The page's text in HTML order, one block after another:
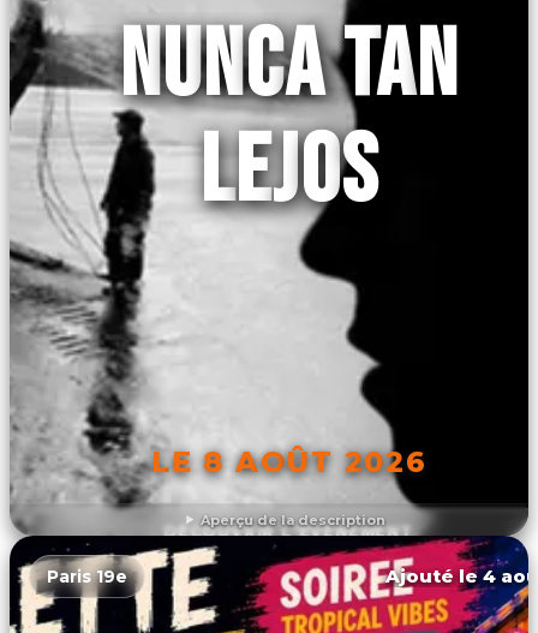
Aperçu de la description
NUNCA TAN
LEJOS
LE 8 AOÛT 2026
DÉCOUVRIR L'ÉVÉNEMENT
Paris 19e Ajouté le 4